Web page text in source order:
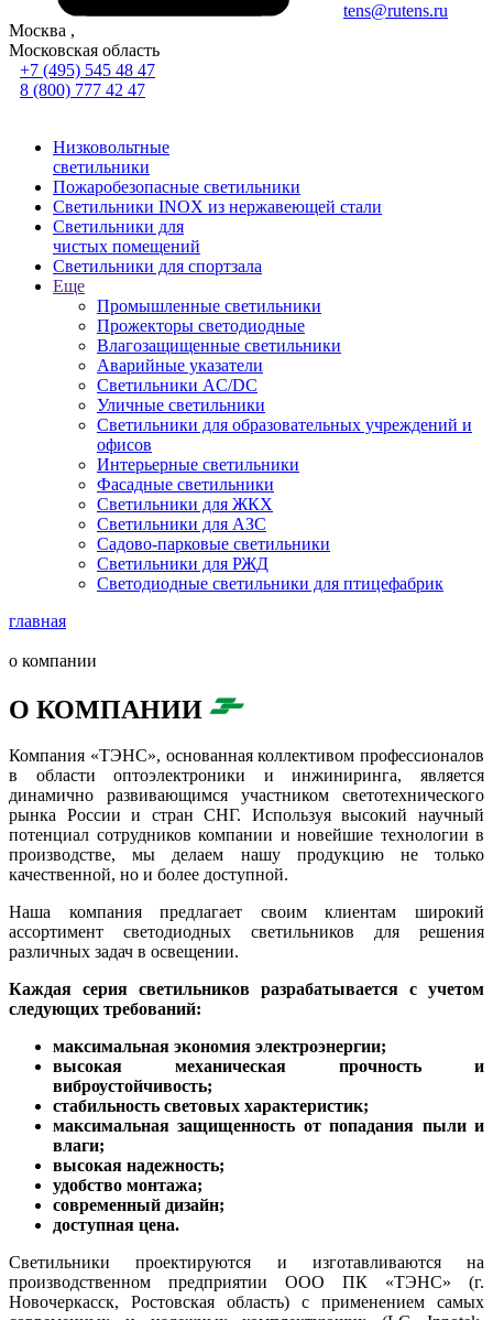
tens@rutens.ru
Москва ,
Московская область
+7 (495) 545 48 47
8 (800) 777 42 47
Низковольтные
светильники
Пожаробезопасные светильники
Светильники INOX из нержавеющей стали
Светильники для
чистых помещений
Светильники для спортзала
Еще
Промышленные светильники
Прожекторы светодиодные
Влагозащищенные светильники
Аварийные указатели
Светильники AC/DC
Уличные светильники
Светильники для образовательных учреждений и
офисов
Интерьерные светильники
Фасадные светильники
Светильники для ЖКХ
Светильники для АЗС
Садово-парковые светильники
Светильники для РЖД
Светодиодные светильники для птицефабрик
главная
о компании
О КОМПАНИИ
Компания «ТЭНС», основанная коллективом профессионалов
в области оптоэлектроники и инжиниринга, является
динамично развивающимся участником светотехнического
рынка России и стран СНГ. Используя высокий научный
потенциал сотрудников компании и новейшие технологии в
производстве, мы делаем нашу продукцию не только
качественной, но и более доступной.
Наша компания предлагает своим клиентам широкий
ассортимент светодиодных светильников для решения
различных задач в освещении.
Каждая серия светильников разрабатывается с учетом
следующих требований:
максимальная экономия электроэнергии;
высокая механическая прочность и
виброустойчивость;
стабильность световых характеристик;
максимальная защищенность от попадания пыли и
влаги;
высокая надежность;
удобство монтажа;
современный дизайн;
доступная цена.
Светильники проектируются и изготавливаются на
производственном предприятии ООО ПК «ТЭНС» (г.
Новочеркасск, Ростовская область) с применением самых